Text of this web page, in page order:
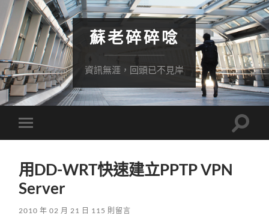
蘇老碎碎唸
資訊無涯，回頭已不見岸
Toggle
mobile
Toggle
用DD-WRT快速建立PPTP VPN
Server
2010 年 02 月 21 日 115 則留言